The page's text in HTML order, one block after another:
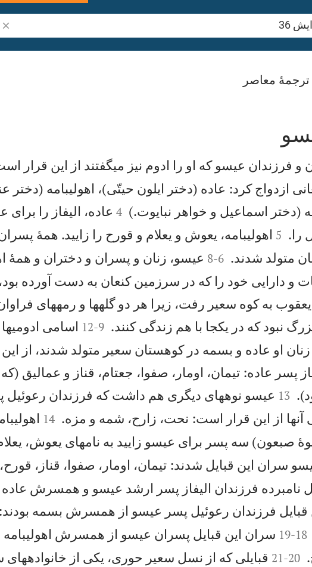
معاصر
و فرزندان عيسو كه او را ادوم نيز میگفتند از اين قرار
ازدواج كرد: عاده (دختر ايلون حيتّی)، اهوليبامه (دختر
اسماعيل و خواهر نبايوت.)

4 عاده، اليفاز را برای
را.

5 اهوليبامه، يعوش و يعلام و قورح را زاييد. همهٔ
متولد شدند.

6
-
8 عيسو، زنان و پسران و دختران و همهٔ
و دارايی خود را كه در سرزمين كنعان به دست آورده
به كوه سعير رفت، زيرا هر دو گلهها و رمههای
نبود كه در يكجا با هم زندگی كنند.

9
-
12 اسامی
او عاده و بسمه در كوهستان سعير متولد شدند، از
پسر عاده: تيمان، اومار، صفوا، جعتام، قناز و عماليق


13 عيسو نوههای ديگری هم داشت كه فرزندان
آنها از اين قرار است: نحت، زارح، شمه و مزه.

14
صبعون) سه پسر برای عيسو زاييد به نامهای يعوش،
سران اين قبايل شدند: تيمان، اومار، صفوا، قناز،
نامبرده فرزندان اليفاز پسر ارشد عيسو و همسرش عاده
قبايل فرزندان رعوئيل پسر عيسو از همسرش بسمه

18
-
19 سران اين قبايل پسران عيسو از همسرش اهوليبامه


20
-
21 قبايلی كه از نسل سعير حوری، يكی از